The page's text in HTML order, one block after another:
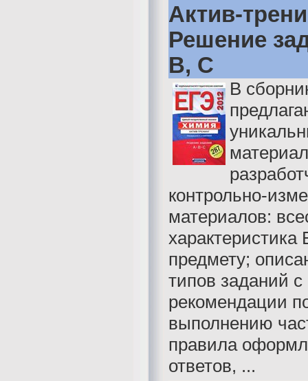
Актив-
Решение
B, C
В
контрольно-
материалов:
характеристика
предмету;
типов заданий
рекомендации
выполнению
правила
ответов, ...